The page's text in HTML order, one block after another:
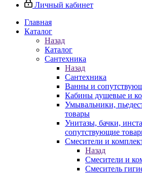
Личный кабинет
Главная
Каталог
Назад
Каталог
Сантехника
Назад
Сантехника
Ванны и
Кабины душевые и
Умывальники,
товары
Унитазы, бачки,
сопутствующие
Смесители и
Назад
Смесители и
Смеситель